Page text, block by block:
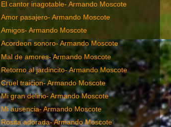
El cantor inagotable- Armando Moscote
Amor pasajero- Armando Moscote
Amigos- Armando Moscote
Acordeon sonoro- Armando Moscote
Mal de amores- Armando Moscote
Retorno al jardincito- Armando Moscote
Cruel traicion- Armando Moscote
Mi gran delirio- Armando Moscote
Mi ausencia- Armando Moscote
Rosita adorada- Armando Moscote